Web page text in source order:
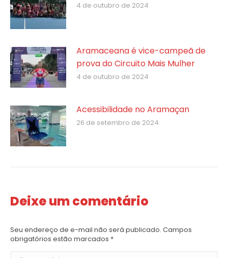
4 de outubro de 2024
Aramaceana é vice-campeã de
prova do Circuito Mais Mulher
4 de outubro de 2024
Acessibilidade no Aramaçan
26 de setembro de 2024
Deixe um comentário
Seu endereço de e-mail não será publicado. Campos
obrigatórios estão marcados *